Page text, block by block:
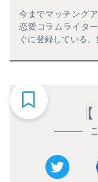
今までマッチング
恋愛コラムライタ
ぐに登録している